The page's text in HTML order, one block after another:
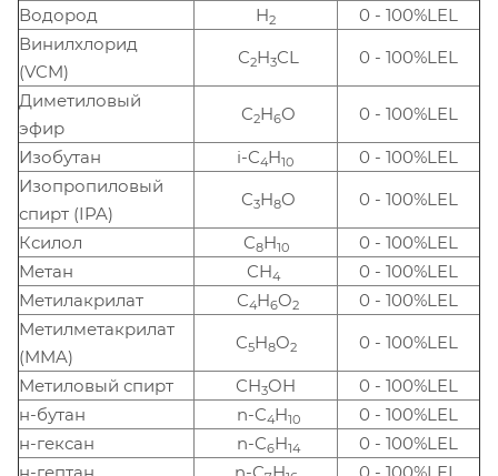
Водород
H2
0 - 100%LEL
Винилхлорид
(VCM)
C2H3CL 0 - 100%LEL
Диметиловый
эфир
C2H6O 0 - 100%LEL
Изобутан i-C4H10
0 - 100%LEL
Изопропиловый
спирт (IPA)
C3H8O 0 - 100%LEL
Ксилол C8H10
0 - 100%LEL
Метан
CH4
0 - 100%LEL
Метилакрилат
C4H6O2
0 - 100%LEL
Метилметакрилат
(MMA)
C5H8O2 0 - 100%LEL
Метиловый спирт CH3OH
0 - 100%LEL
н-бутан
n-C4H10
0 - 100%LEL
н-гексан
n-C6H14
0 - 100%LEL